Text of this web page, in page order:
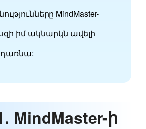
MindMaster-
իմ ակնարկն ավելի
դառնա:
MindMaster-ի